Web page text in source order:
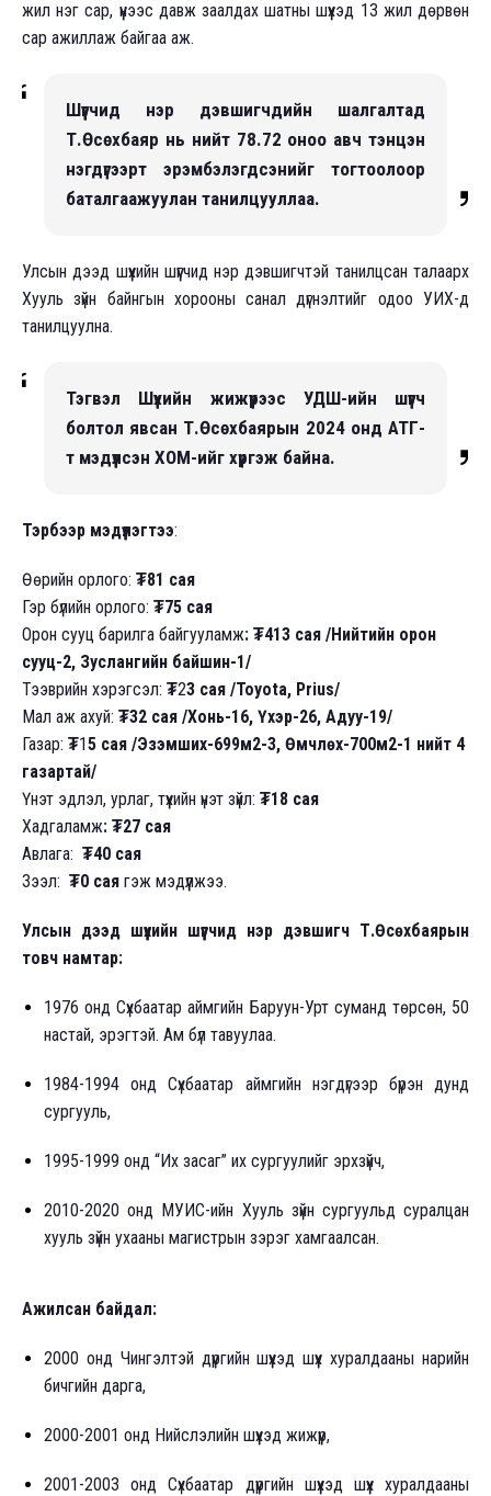
жил нэг сар, үүнээс давж заалдах шатны шүүхэд 13 жил дөрвөн
сар ажиллаж байгаа аж.
Шүүгчид нэр дэвшигчдийн шалгалтад
Т.Өсөхбаяр нь нийт 78.72 оноо авч тэнцэн
нэгдүгээрт эрэмбэлэгдсэнийг тогтоолоор
баталгаажуулан танилцууллаа.
Улсын дээд шүүхийн шүүгчид нэр дэвшигчтэй танилцсан талаарх
Хууль зүйн байнгын хорооны санал дүгнэлтийг одоо УИХ-д
танилцуулна.
Тэгвэл Шүүхийн жижүүрээс УДШ-ийн шүүгч
болтол явсан Т.Өсөхбаярын 2024 онд АТГ-
т мэдүүлсэн ХОМ-ийг хүргэж байна.
Тэрбээр мэдүүлэгтээ:
Өөрийн орлого: ₮81 сая
Гэр бүлийн орлого: ₮75 сая
Орон сууц барилга байгууламж: ₮413 сая /Нийтийн орон
сууц-2, Зуслангийн байшин-1/
Тээврийн хэрэгсэл: ₮23 сая /Toyota, Prius/
Мал аж ахуй: ₮32 сая /Хонь-16, Үхэр-26, Адуу-19/
Газар: ₮15 сая /Эзэмших-699м2-3, Өмчлөх-700м2-1 нийт 4
газартай/
Үнэт эдлэл, урлаг, түүхийн үнэт зүйл: ₮18 сая
Хадгаламж: ₮27 сая
Авлага: ₮40 сая
Зээл: ₮0 сая гэж мэдүүлжээ.
Улсын дээд шүүхийн шүүгчид нэр дэвшигч Т.Өсөхбаярын
товч намтар:
1976 онд Сүхбаатар аймгийн Баруун-Урт суманд төрсөн, 50
настай, эрэгтэй. Ам бүл тавуулаа.
1984-1994 онд Сүхбаатар аймгийн нэгдүгээр бүрэн дунд
сургууль,
1995-1999 онд “Их засаг” их сургуулийг эрхзүйч,
2010-2020 онд МУИС-ийн Хууль зүйн сургуульд суралцан
хууль зүйн ухааны магистрын зэрэг хамгаалсан.
Ажилсан байдал:
2000 онд Чингэлтэй дүүргийн шүүхэд шүүх хуралдааны нарийн
бичгийн дарга,
2000-2001 онд Нийслэлийн шүүхэд жижүүр,
2001-2003 онд Сүхбаатар дүүргийн шүүхэд шүүх хуралдааны